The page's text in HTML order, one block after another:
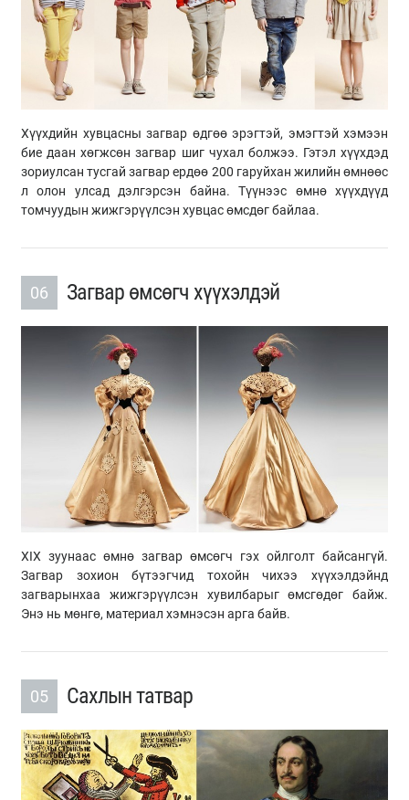
Хүүхдийн хувцасны загвар өдгөө эрэгтэй, эмэгтэй хэмээн
бие даан хөгжсөн загвар шиг чухал болжээ. Гэтэл хүүхдэд
зориулсан тусгай загвар ердөө 200 гаруйхан жилийн өмнөөс
л олон улсад дэлгэрсэн байна. Түүнээс өмнө хүүхдүүд
томчуудын жижгэрүүлсэн хувцас өмсдөг байлаа.
06 Загвар өмсөгч хүүхэлдэй
XIX зуунаас өмнө загвар өмсөгч гэх ойлголт байсангүй.
Загвар зохион бүтээгчид тохойн чихээ хүүхэлдэйнд
загварынхаа жижгэрүүлсэн хувилбарыг өмсгөдөг байж.
Энэ нь мөнгө, материал хэмнэсэн арга байв.
05 Сахлын татвар